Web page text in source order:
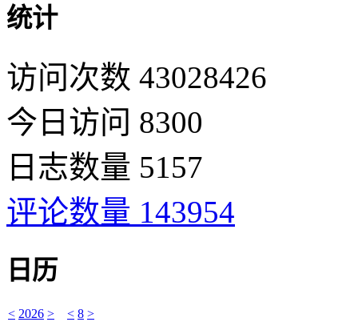
统计
访问次数 43028426
今日访问 8300
日志数量 5157
评论数量 143954
日历
< 2026 > < 8 >